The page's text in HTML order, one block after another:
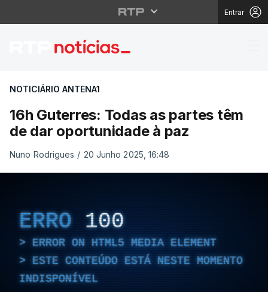
Entrar
16h Guterres: Todas
NOTICIÁRIO ANTENA1
16h Guterres: Todas as partes têm
de dar oportunidade à paz
Nuno Rodrigues / 20 Junho 2025, 16:48
ERRO 100
ERROR ON HTML5 MEDIA ELEMENT
ESTE CONTEÚDO ESTÁ NESTE MOMENTO
INDISPONÍVEL